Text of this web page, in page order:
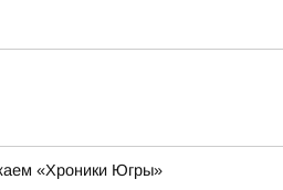
«Хроники Югры»